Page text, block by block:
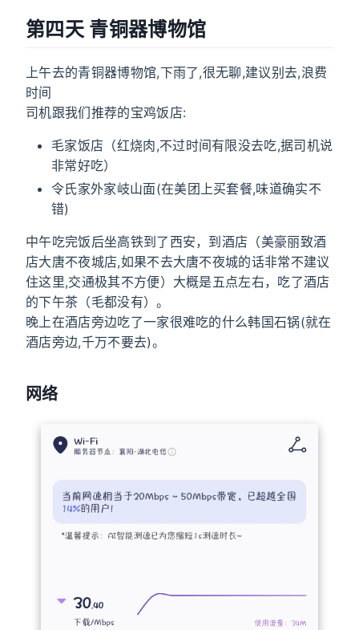
第四天 青铜器博物馆
上午去的青铜器博物馆,下雨了,很无聊,建议别去,浪费
时间
司机跟我们推荐的宝鸡饭店:
毛家饭店（红烧肉,不过时间有限没去吃,据司机说
非常好吃）
令氏家外家岐山面(在美团上买套餐,味道确实不
错)
中午吃完饭后坐高铁到了西安，到酒店（美豪丽致酒
店大唐不夜城店,如果不去大唐不夜城的话非常不建议
住这里,交通极其不方便）大概是五点左右，吃了酒店
的下午茶（毛都没有）。
晚上在酒店旁边吃了一家很难吃的什么韩国石锅(就在
酒店旁边,千万不要去)。
网络